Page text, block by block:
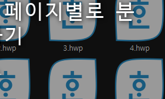
이지별로 분